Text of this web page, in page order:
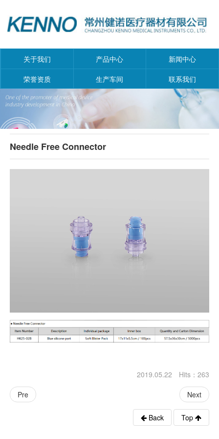
关于我们 产品中心 新闻中心
荣誉资质 生产车间 联系我们
Needle Free Connector
2019.05.22 Hits： 263
Pre Next
Back Top